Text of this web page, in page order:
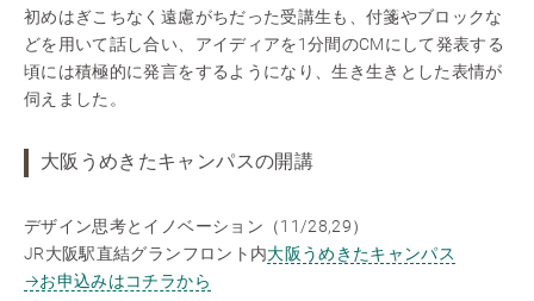
初めはぎこちなく遠慮がちだった受講生も、付箋やブロックな
どを用いて話し合い、アイディアを1分間のCMにして発表する
頃には積極的に発言をするようになり、生き生きとした表情が
伺えました。
大阪うめきたキャンパスの開講
デザイン思考とイノベーション（11/28,29）
JR大阪駅直結グランフロント内大阪うめきたキャンパス
→お申込みはコチラから